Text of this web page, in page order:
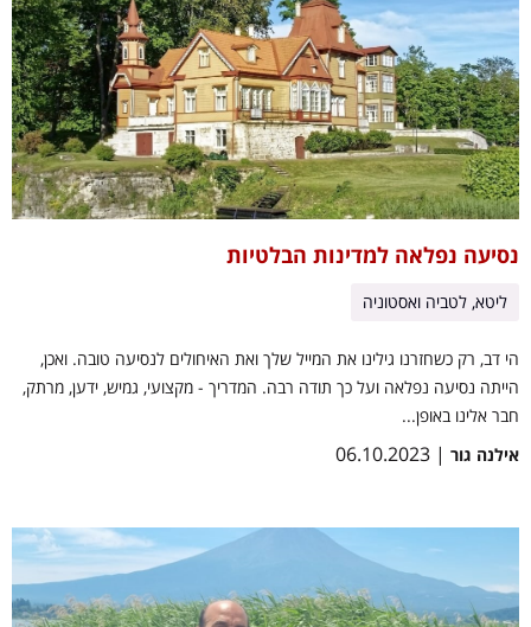
נסיעה נפלאה למדינות הבלטיות
ליטא, לטביה ואסטוניה
הי דב, רק כשחזרנו גילינו את המייל שלך ואת האיחולים לנסיעה טובה. ואכן,
הייתה נסיעה נפלאה ועל כך תודה רבה. המדריך - מקצועי, גמיש, ידען, מרתק,
חבר אלינו באופן...
אילנה גור | 06.10.2023